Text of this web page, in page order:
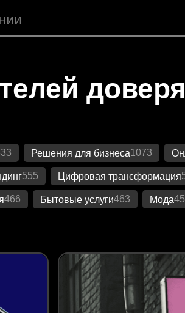
Решения для бизнеса1073
555 Цифровая трансформация
466 Бытовые услуги463 Мода